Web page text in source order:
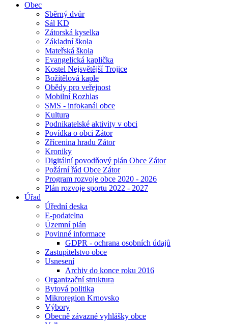
Obec
Sběrný dvůr
Sál KD
Zátorská kyselka
Základní škola
Mateřská škola
Evangelická kaplička
Kostel Nejsvětější Trojice
Božítělová kaple
Obědy pro veřejnost
Mobilní Rozhlas
SMS - infokanál obce
Kultura
Podnikatelské aktivity v obci
Povídka o obci Zátor
Zřícenina hradu Zátor
Kroniky
Digitální povodňový plán Obce Zátor
Požární řád Obce Zátor
Program rozvoje obce 2020 - 2026
Plán rozvoje sportu 2022 - 2027
Úřad
Úřední deska
E-podatelna
Územní plán
Povinné informace
GDPR - ochrana osobních údajů
Zastupitelstvo obce
Usnesení
Archiv do konce roku 2016
Organizační struktura
Bytová politika
Mikroregion Krnovsko
Výbory
Obecně závazné vyhlášky obce